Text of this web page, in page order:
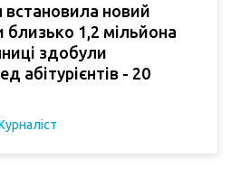
встановила новий
близько 1,2 мільйона
здобули
абітурієнтів - 20